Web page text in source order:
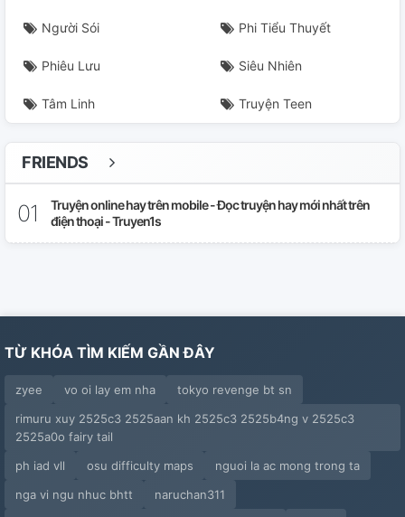
Chương 629: Phi Phượng Thành (飞凤城)
Chương 630: Phách Mại Hành
Chương 631: Phản Sát
Chương 633: Huyết Mạch Cảm Ứng
Chương 634: Phiến Diệp Đan Điếm (飞叶丹店)
Chương 637: Kẻ 'Chạm Chén'
Chương 638: Thông Sát
Chương 639: Tinh Đồ (星图)
Chương 640: Kho Báu Của Trưởng Lão Long Tộc
Người Sói Phi Tiểu Thuyết
Phiêu Lưu Siêu Nhiên
Tâm Linh Truyện Teen
FRIENDS
Truyện online hay trên mobile - Đọc truyện hay mới nhất trên
điện thoại - Truyen1s
TỪ KHÓA TÌM KIẾM GẦN ĐÂY
zyee vo oi lay em nha
tokyo revenge bt sn
rimuru xuy 2525c3 2525aan kh 2525c3 2525b4ng v 2525c3
2525a0o fairy tail
ph iad vll
osu difficulty maps
nguoi la ac mong trong ta
nga vi ngu nhuc bhtt
naruchan311